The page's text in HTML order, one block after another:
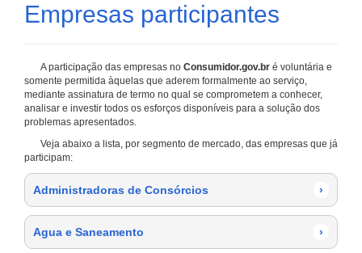
Empresas participantes
A participação das empresas no Consumidor.gov.br é voluntária e
somente permitida àquelas que aderem formalmente ao serviço,
mediante assinatura de termo no qual se comprometem a conhecer,
analisar e investir todos os esforços disponíveis para a solução dos
problemas apresentados.
Veja abaixo a lista, por segmento de mercado, das empresas que já
participam:
Administradoras de Consórcios ›
Agua e Saneamento ›